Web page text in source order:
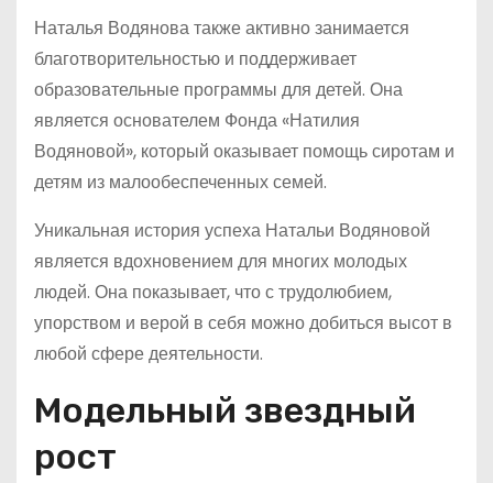
Наталья Водянова также активно занимается
благотворительностью и поддерживает
образовательные программы для детей. Она
является основателем Фонда «Натилия
Водяновой», который оказывает помощь сиротам и
детям из малообеспеченных семей.
Уникальная история успеха Натальи Водяновой
является вдохновением для многих молодых
людей. Она показывает, что с трудолюбием,
упорством и верой в себя можно добиться высот в
любой сфере деятельности.
Модельный звездный
рост